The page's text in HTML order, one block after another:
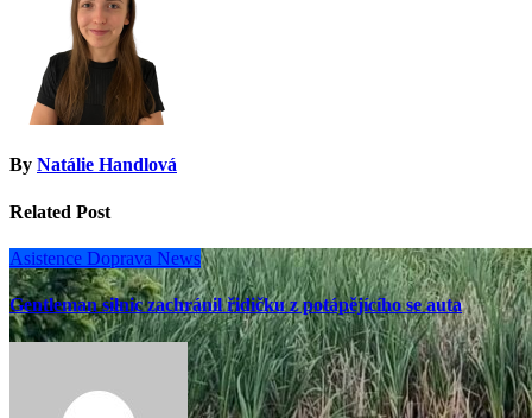
By Natálie Handlová
Related Post
Asistence Doprava News
Gentleman silnic zachránil řidičku z potápějícího se auta